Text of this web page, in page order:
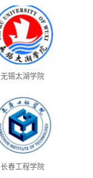
无锡太湖学院
长春工程学院